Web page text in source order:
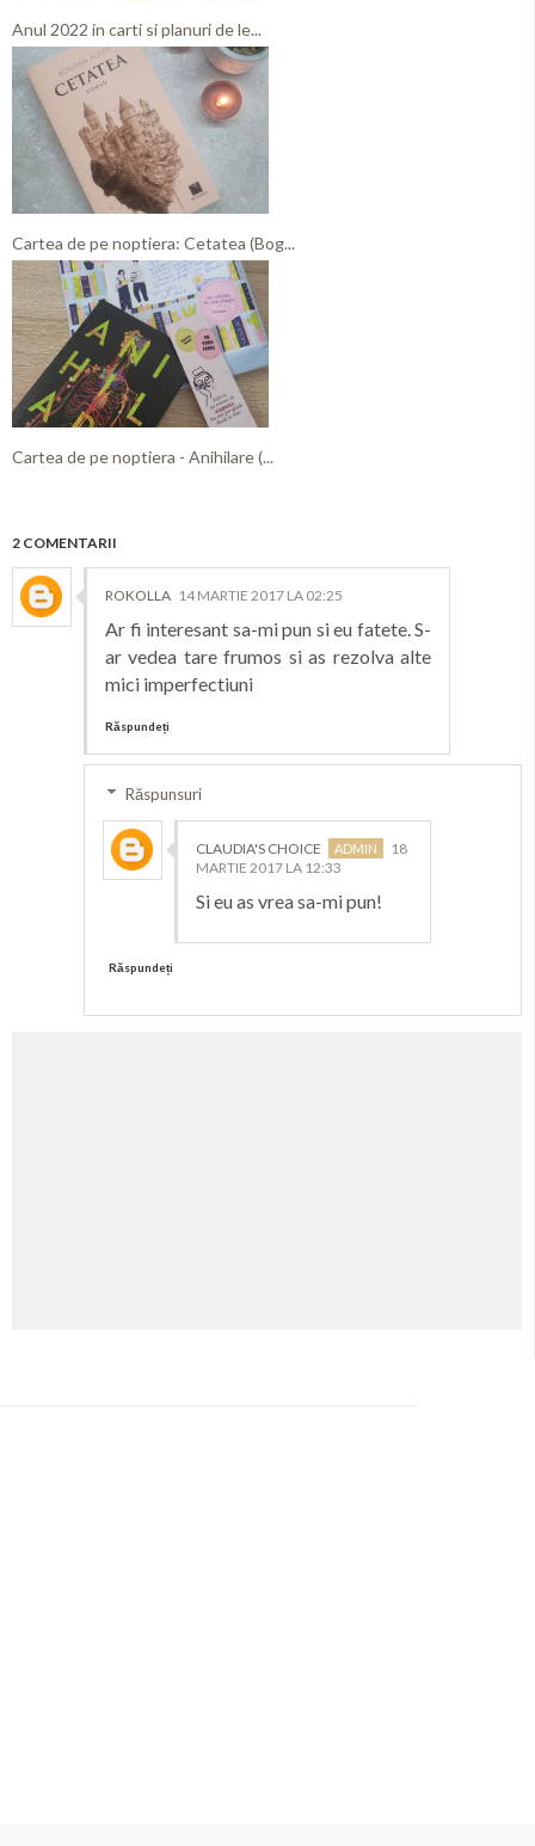
Anul 2022 in carti si planuri de le...
Cartea de pe noptiera: Cetatea (Bog...
Cartea de pe noptiera - Anihilare (...
2 COMENTARII
ROKOLLA 14 MARTIE 2017 LA 02:25
Ar fi interesant sa-mi pun si eu fatete. S-
ar vedea tare frumos si as rezolva alte
mici imperfectiuni
Răspundeți
Răspunsuri
CLAUDIA'S CHOICE
18
MARTIE 2017 LA 12:33
Si eu as vrea sa-mi pun!
Răspundeți